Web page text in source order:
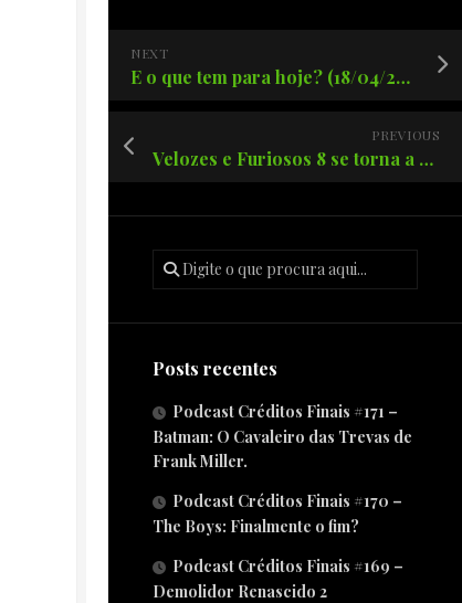
NEXT
E o que tem para hoje? (18/04/2017)
PREVIOUS
Velozes e Furiosos 8 se torna a maior bilheteria de todos os tempos.
Posts recentes
Podcast Créditos Finais #171 –
Batman: O Cavaleiro das Trevas de
Frank Miller.
Podcast Créditos Finais #170 –
The Boys: Finalmente o fim?
Podcast Créditos Finais #169 –
Demolidor Renascido 2